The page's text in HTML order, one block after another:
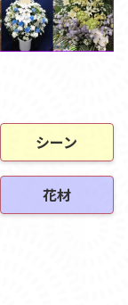
シーン
花材